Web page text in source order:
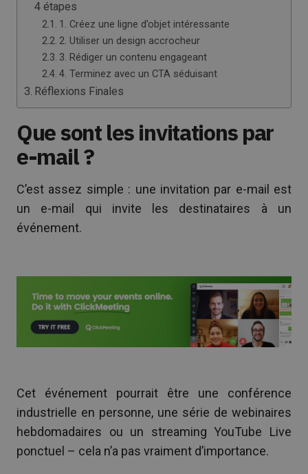
4 étapes
1. Créez une ligne d’objet intéressante
2. Utiliser un design accrocheur
3. Rédiger un contenu engageant
4. Terminez avec un CTA séduisant
Réflexions Finales
Que sont les invitations par
e-mail ?
C’est assez simple : une invitation par e-mail est
un e-mail qui invite les destinataires à un
événement.
Cet événement pourrait être une conférence
industrielle en personne, une série de webinaires
hebdomadaires ou un streaming YouTube Live
ponctuel – cela n’a pas vraiment d’importance.